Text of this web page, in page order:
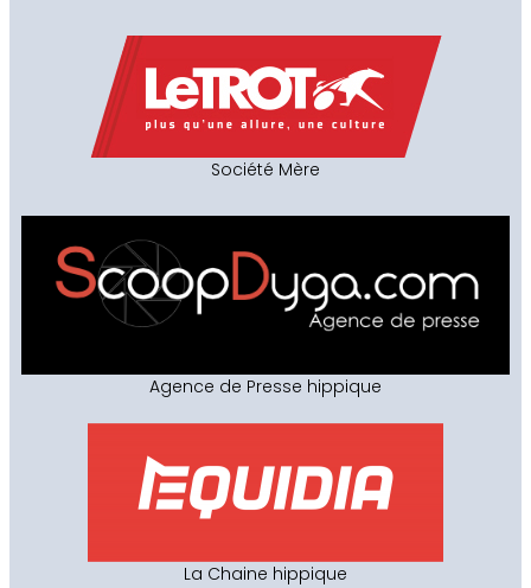
Société Mère
Agence de Presse hippique
La Chaine hippique